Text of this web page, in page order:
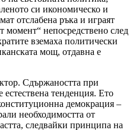
си икономическо и
отслабена ръка и играят
непосредствено след
вземаха политически
мощ, отдавна е
Сдържаността при
естествена тенденция. Ето
демокрация –
необходимостта от
следвайки принципа на